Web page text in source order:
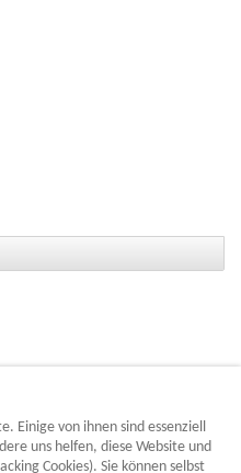
Einige von ihnen sind essenziell
uns helfen, diese Website und
Cookies). Sie können selbst